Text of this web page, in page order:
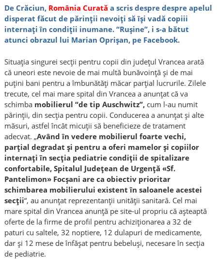
De Crăciun, România Curată a scris despre despre apelul
disperat făcut de părinţii nevoiţi să îşi vadă copiii
internaţi în condiţii inumane. “Ruşine”, i s-a bătut
atunci obrazul lui Marian Oprişan, pe Facebook.
Situaţia singurei secţii pentru copii din judeţul Vrancea arată
că uneori este nevoie de mai multă bunăvoinţă şi de mai
puţini bani pentru a îmbunătăţi măcar parţial lucrurile. Zilele
trecute, cel mai mare spital din Vrancea a anunţat că va
schimba mobilierul “de tip Auschwitz”,cum l-au numit
părinţii, din secţia pentru copii. Conducerea a anunţat şi alte
măsuri, astfel încât micuţii să beneficieze de tratament
adecvat. „Având în vedere mobilierul foarte vechi,
parţial degradat şi pentru a oferi mamelor şi copiilor
internaţi în secţia pediatrie condiţii de spitalizare
confortabile, Spitalul Judeţean de Urgenţă «Sf.
Pantelimon» Focşani are ca obiectiv prioritar
schimbarea mobilierului existent în saloanele acestei
secţii“, au anunţat reprezentanţii unităţii sanitară. Cel mai
mare spital din Vrancea anunţă pe site-ul propriu că aşteaptă
oferte de la firme de profil pentru achiziţionarea a 32 de
paturi cu saltele, 32 noptiere, 12 dulapuri de medicamente,
dar şi 12 mese de înfăşat pentru bebeluşi, necesare în secţia
de pediatrie.